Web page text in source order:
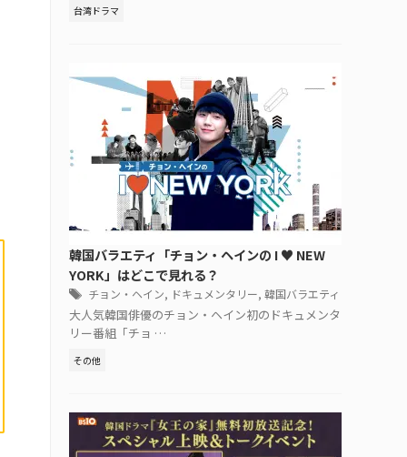
台湾ドラマ
韓国バラエティ「チョン・ヘインの I ♥ NEW
YORK」はどこで見れる？
チョン・ヘイン, ドキュメンタリー, 韓国バラエティ
大人気韓国俳優のチョン・ヘイン初のドキュメンタ
リー番組「チョ …
その他